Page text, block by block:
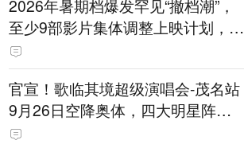
2026年暑期档爆发罕见“撤档潮”，
至少9部影片集体调整上映计划，影
评人直言不看好：凭啥认为换个时
间就能大卖？
官宣！歌临其境超级演唱会-茂名站
9月26日空降奥体，四大明星阵容
重磅揭晓